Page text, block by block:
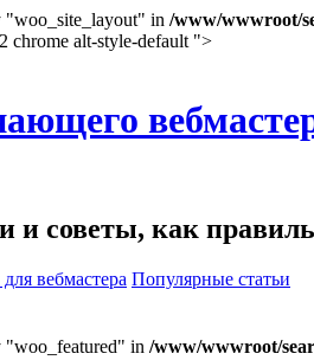
"woo_site_layout" in /www/wwwroot/
chrome alt-style-default ">
советы, как
вебмастера Популярные статьи
"woo_featured" in /www/wwwroot/